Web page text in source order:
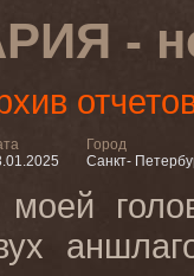
-
Город
Санкт-